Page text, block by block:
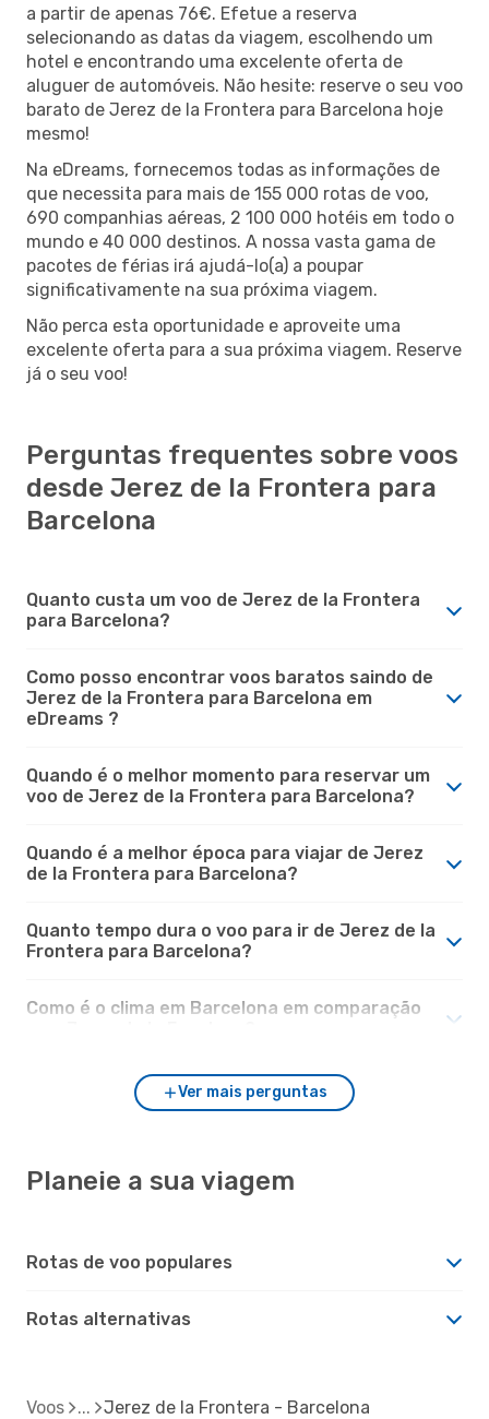
a partir de apenas 76€. Efetue a reserva
selecionando as datas da viagem, escolhendo um
hotel e encontrando uma excelente oferta de
aluguer de automóveis. Não hesite: reserve o seu voo
barato de Jerez de la Frontera para Barcelona hoje
mesmo!
Na eDreams, fornecemos todas as informações de
que necessita para mais de 155 000 rotas de voo,
690 companhias aéreas, 2 100 000 hotéis em todo o
mundo e 40 000 destinos. A nossa vasta gama de
pacotes de férias irá ajudá-lo(a) a poupar
significativamente na sua próxima viagem.
Não perca esta oportunidade e aproveite uma
excelente oferta para a sua próxima viagem. Reserve
já o seu voo!
Perguntas frequentes sobre voos
desde Jerez de la Frontera para
Barcelona
Quanto custa um voo de Jerez de la Frontera
para Barcelona?
Como posso encontrar voos baratos saindo de
Jerez de la Frontera para Barcelona em
eDreams ?
Quando é o melhor momento para reservar um
voo de Jerez de la Frontera para Barcelona?
Quando é a melhor época para viajar de Jerez
de la Frontera para Barcelona?
Quanto tempo dura o voo para ir de Jerez de la
Frontera para Barcelona?
Como é o clima em Barcelona em comparação
Ver mais perguntas
Planeie a sua viagem
Rotas de voo populares
Rotas alternativas
Voos Jerez de la Frontera - Barcelona